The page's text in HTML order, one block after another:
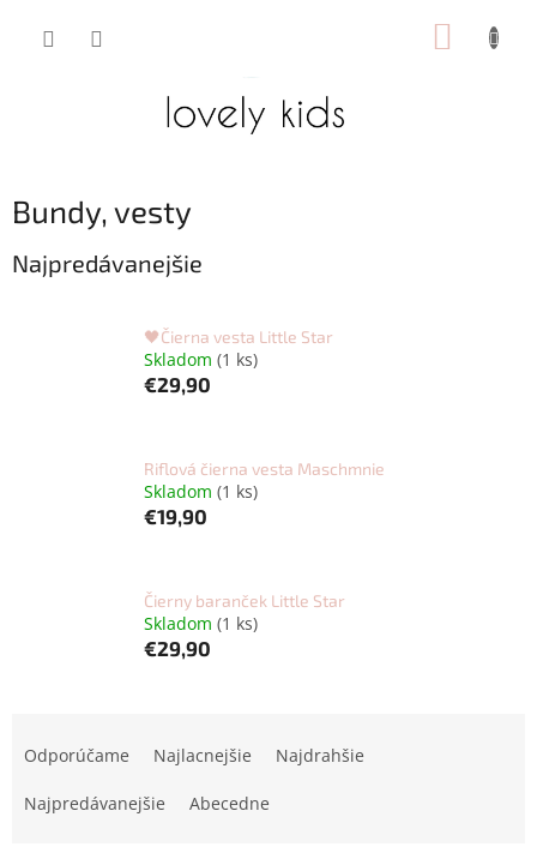
Bundy, vesty
Najpredávanejšie
🖤Čierna vesta Little Star
Skladom (1 ks)
€29,90
Riflová čierna vesta Maschmnie
Skladom (1 ks)
€19,90
Čierny baranček Little Star
Skladom (1 ks)
€29,90
Odporúčame Najlacnejšie Najdrahšie
Najpredávanejšie Abecedne